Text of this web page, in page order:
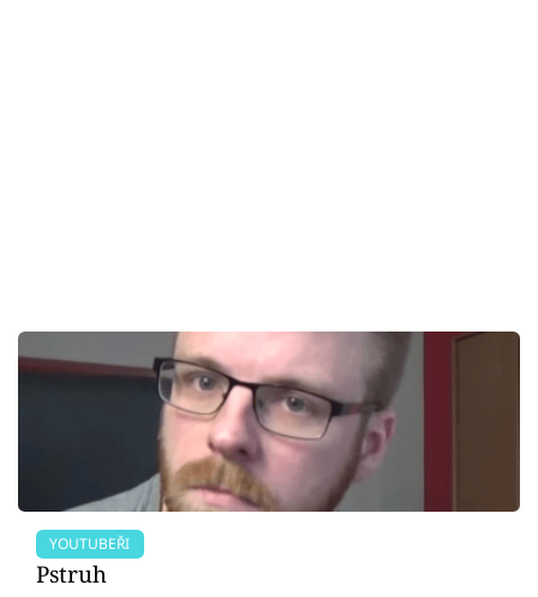
YOUTUBEŘI
Pstruh